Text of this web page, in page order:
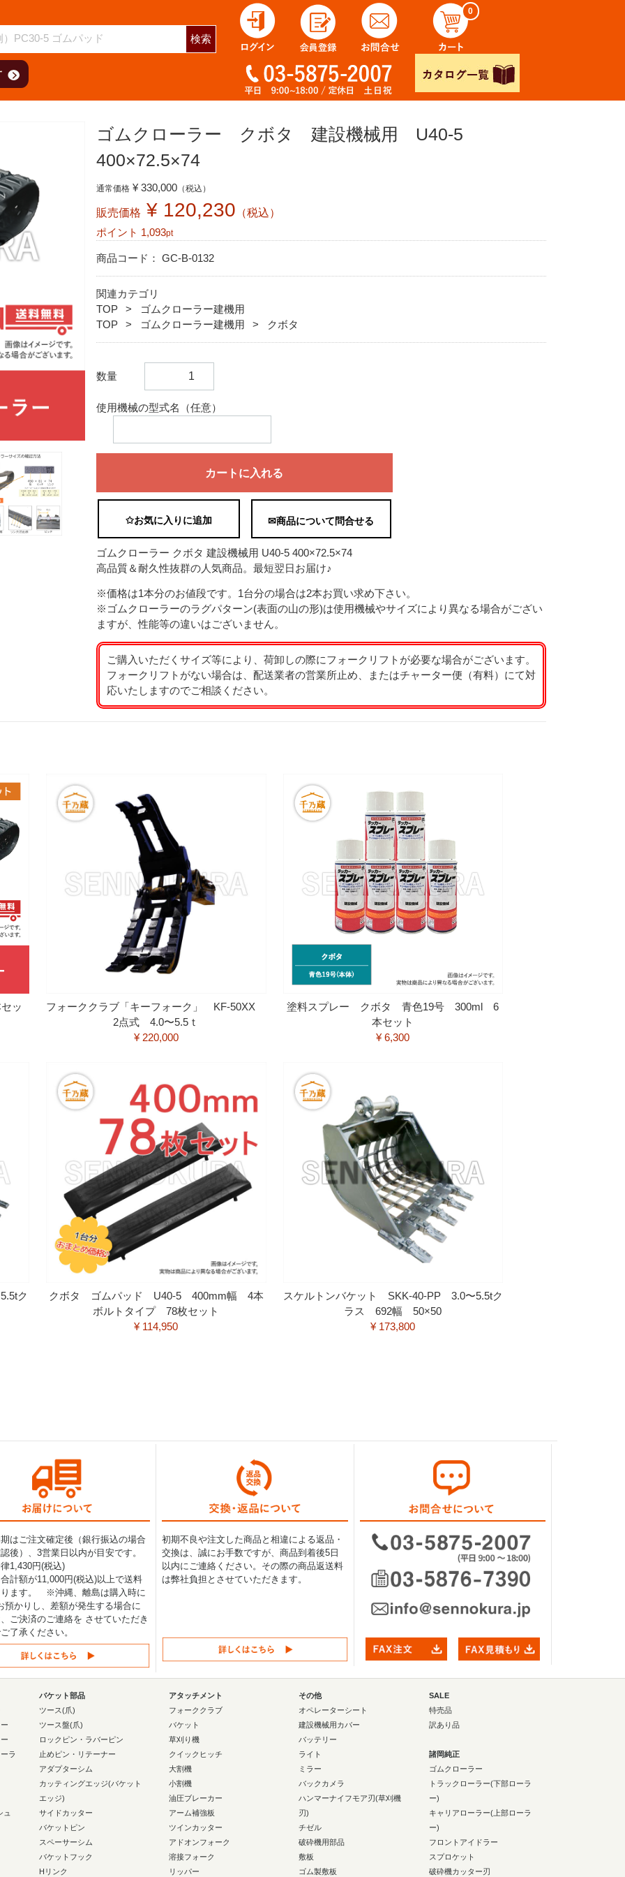
検索
0
ゴムクローラー クボタ 建設機械用 U40-5
400×72.5×74
通常価格 ¥ 330,000（税込）
販売価格 ¥ 120,230 （税込）
ポイント 1,093pt
商品コード： GC-B-0132
関連カテゴリ
TOP
ゴムクローラー建機用
TOP
ゴムクローラー建機用 クボタ
数量
使用機械の型式名（任意）
カートに入れる
✩お気に入りに追加 ✉商品について問合せる
ゴムクローラー クボタ 建設機械用 U40-5 400×72.5×74
高品質＆耐久性抜群の人気商品。最短翌日お届け♪
※価格は1本分のお値段です。1台分の場合は2本お買い求め下さい。
※ゴムクローラーのラグパターン(表面の山の形)は使用機械やサイズにより異なる場合がござい
ますが、性能等の違いはございません。
ご購入いただくサイズ等により、荷卸しの際にフォークリフトが必要な場合がございます。
フォークリフトがない場合は、配送業者の営業所止め、またはチャーター便（有料）にて対
応いたしますのでご相談ください。
ッ
フォーククラブ「キーフォーク」 KF-50XX
2点式 4.0〜5.5ｔ
¥ 220,000
塗料スプレー クボタ 青色19号 300ml 6
本セット
¥ 6,300
ク
クボタ ゴムパッド U40-5 400mm幅 4本
ボルトタイプ 78枚セット
¥ 114,950
スケルトンバケット SKK-40-PP 3.0〜5.5tク
ラス 692幅 50×50
¥ 173,800
はご注文確定後（銀行振込の場合
後）、3営業日以内が目安です。
1,430円(税込)
計額が11,000円(税込)以上で送料
ります。 ※沖縄、離島は購入時に
預かりし、差額が発生する場合に
ご決済のご連絡を させていただき
了承ください。
初期不良や注文した商品と相違による返品・
交換は、誠にお手数ですが、商品到着後5日
以内にご連絡ください。その際の商品返送料
は弊社負担とさせていただきます。
ラ
ュ
バケット部品
ツース(爪)
ツース盤(爪)
ロックピン・ラバーピン
止めピン・リテーナー
アダプターシム
カッティングエッジ(バケット
エッジ)
サイドカッター
バケットピン
スペーサーシム
バケットフック
Hリンク
アタッチメント
フォーククラブ
バケット
草刈り機
クイックヒッチ
大割機
小割機
油圧ブレーカー
アーム補強板
ツインカッター
アドオンフォーク
溶接フォーク
リッパー
その他
オペレーターシート
建設機械用カバー
バッテリー
ライト
ミラー
バックカメラ
ハンマーナイフモア刃(草刈機
刃)
チゼル
破砕機用部品
敷板
ゴム製敷板
SALE
特売品
訳あり品
諸岡純正
ゴムクローラー
トラックローラー(下部ローラ
ー)
キャリアローラー(上部ローラ
ー)
フロントアイドラー
スプロケット
破砕機カッター刃